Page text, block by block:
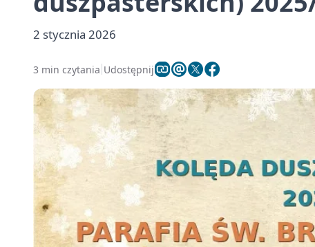
2 stycznia 2026
3 min czytania Udostępnij